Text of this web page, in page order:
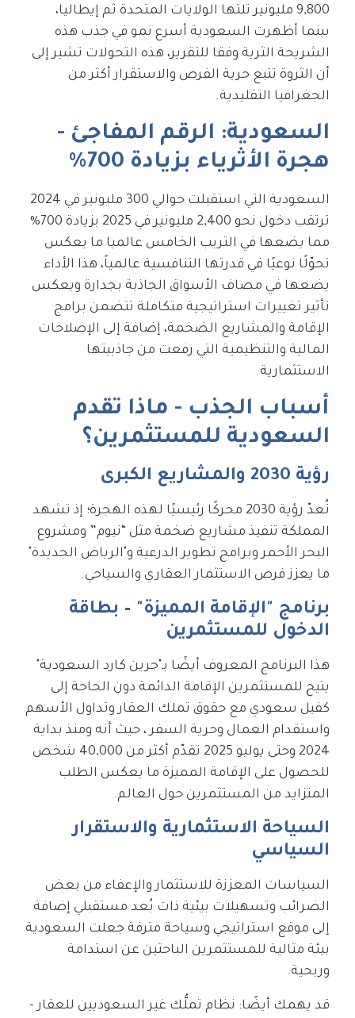
9,800 مليونير تلتها الولايات المتحدة ثم إيطاليا،
بينما أظهرت السعودية أسرع نمو في جذب هذه
الشريحة الثرية وفقا للتقرير، هذه التحولات تشير إلى
أن الثروة تتبع حرية الفرص والاستقرار أكثر من
الجغرافيا التقليدية.
السعودية: الرقم المفاجئ -
هجرة الأثرياء بزيادة 700%
السعودية التي استقبلت حوالي 300 مليونير في 2024
ترتقب دخول نحو 2,400 مليونير في 2025 بزيادة 700%
مما يضعها في التريب الخامس عالميا ما يعكس
تحوّلًا نوعيًا في قدرتها التنافسية عالمياً، هذا الأداء
يضعها في مصاف الأسواق الجاذبة بجدارة ويعكس
تأثير تغييرات استراتيجية متكاملة تتضمن برامج
الإقامة والمشاريع الضخمة، إضافة إلى الإصلاحات
المالية والتنظيمية التي رفعت من جاذبيتها
الاستثمارية.
أسباب الجذب - ماذا تقدم
السعودية للمستثمرين؟
رؤية 2030 والمشاريع الكبرى
تُعدّ رؤية 2030 محركًا رئيسيًا لهذه الهجرة؛ إذ تشهد
المملكة تنفيذ مشاريع ضخمة مثل “نيوم” ومشروع
البحر الأحمر وبرامج تطوير الدرعية و"الرياض الجديدة"
ما يعزز فرص الاستثمار العقاري والسياحي.
برنامج "الإقامة المميزة" – بطاقة
الدخول للمستثمرين
هذا البرنامج المعروف أيضًا بـ"جرين كارد السعودية"
يتيح للمستثمرين الإقامة الدائمة دون الحاجة إلى
كفيل سعودي مع حقوق تملك العقار وتداول الأسهم
واستقدام العمال وحرية السفر ، حيث أنه ومنذ بداية
2024 وحتى يوليو 2025 تقدّم أكثر من 40,000 شخص
للحصول على الإقامة المميزة ما يعكس الطلب
المتزايد من المستثمرين حول العالم.
السياحة الاستثمارية والاستقرار
السياسي
السياسات المعززة للاستثمار والإعفاء من بعض
الضرائب وتسهيلات بيئية ذات بُعد مستقبلي إضافة
إلى موقع استراتيجي وسياحة مترفة جعلت السعودية
بيئة مثالية للمستثمرين الباحثين عن استدامة
وربحية.
قد يهمك أيضًا: نظام تملُّك غير السعوديين للعقار -